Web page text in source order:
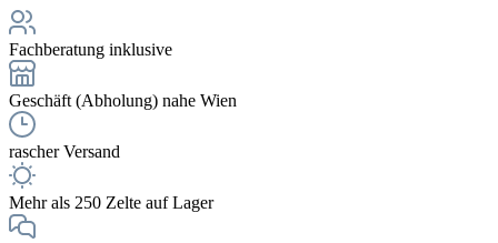
Fachberatung inklusive
Geschäft (Abholung) nahe Wien
rascher Versand
Mehr als 250 Zelte auf Lager